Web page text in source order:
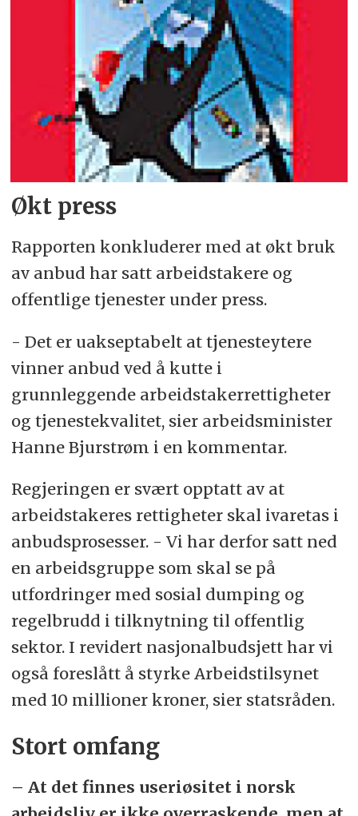
Økt press
Rapporten konkluderer med at økt bruk
av anbud har satt arbeidstakere og
offentlige tjenester under press.
- Det er uakseptabelt at tjenesteytere
vinner anbud ved å kutte i
grunnleggende arbeidstakerrettigheter
og tjenestekvalitet, sier arbeidsminister
Hanne Bjurstrøm i en kommentar.
Regjeringen er svært opptatt av at
arbeidstakeres rettigheter skal ivaretas i
anbudsprosesser. - Vi har derfor satt ned
en arbeidsgruppe som skal se på
utfordringer med sosial dumping og
regelbrudd i tilknytning til offentlig
sektor. I revidert nasjonalbudsjett har vi
også foreslått å styrke Arbeidstilsynet
med 10 millioner kroner, sier statsråden.
Stort omfang
– At det finnes useriøsitet i norsk